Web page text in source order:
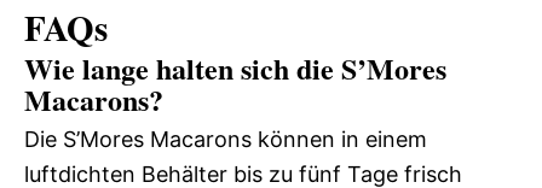
FAQs
Wie lange halten sich die S’Mores
Macarons?
Die S’Mores Macarons können in einem
luftdichten Behälter bis zu fünf Tage frisch